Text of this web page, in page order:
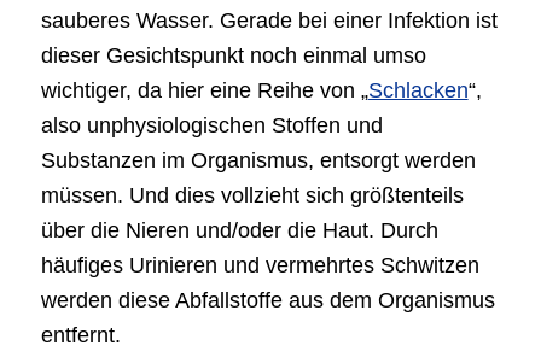
sauberes Wasser. Gerade bei einer Infektion ist
dieser Gesichtspunkt noch einmal umso
wichtiger, da hier eine Reihe von „Schlacken“,
also unphysiologischen Stoffen und
Substanzen im Organismus, entsorgt werden
müssen. Und dies vollzieht sich größtenteils
über die Nieren und/oder die Haut. Durch
häufiges Urinieren und vermehrtes Schwitzen
werden diese Abfallstoffe aus dem Organismus
entfernt.